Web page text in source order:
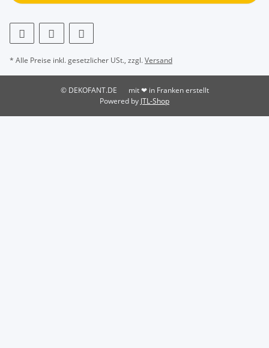
* Alle Preise inkl. gesetzlicher USt., zzgl.Versand
© DEKOFANT.DE
mit ❤ in Franken erstellt
Powered by JTL-Shop